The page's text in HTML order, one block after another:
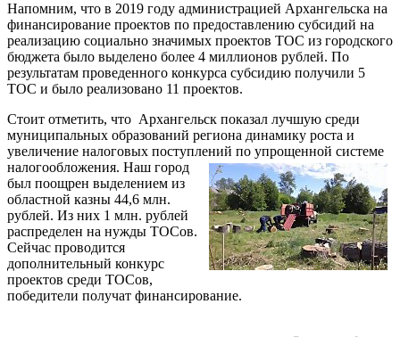
Напомним, что в 2019 году администрацией Архангельска на
финансирование проектов по предоставлению субсидий на
реализацию социально значимых проектов ТОС из городского
бюджета было выделено более 4 миллионов рублей. По
результатам проведенного конкурса субсидию получили 5
ТОС и было реализовано 11 проектов.
Стоит отметить, что Архангельск показал лучшую среди
муниципальных образований региона динамику роста и
увеличение налоговых поступлений по упрощенной системе
налогообложения. Наш город
был поощрен выделением из
областной казны 44,6 млн.
рублей. Из них 1 млн. рублей
распределен на нужды ТОСов.
Сейчас проводится
дополнительный конкурс
проектов среди ТОСов,
победители получат финансирование.